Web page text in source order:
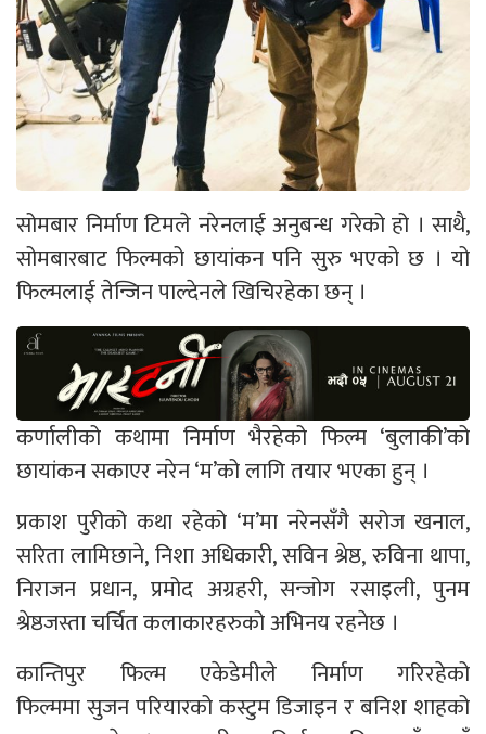
सोमबार निर्माण टिमले नरेनलाई अनुबन्ध गरेको हो । साथै,
सोमबारबाट फिल्मको छायांकन पनि सुरु भएको छ । यो
फिल्मलाई तेन्जिन पाल्देनले खिचिरहेका छन् ।
कर्णालीको कथामा निर्माण भैरहेको फिल्म ‘बुलाकी’को
छायांकन सकाएर नरेन ‘म’को लागि तयार भएका हुन् ।
प्रकाश पुरीको कथा रहेको ‘म’मा नरेनसँगै सरोज खनाल,
सरिता लामिछाने, निशा अधिकारी, सविन श्रेष्ठ, रुविना थापा,
निराजन प्रधान, प्रमोद अग्रहरी, सन्जोग रसाइली, पुनम
श्रेष्ठजस्ता चर्चित कलाकारहरुको अभिनय रहनेछ ।
कान्तिपुर फिल्म एकेडेमीले निर्माण गरिरहेको
फिल्ममा सुजन परियारको कस्टुम डिजाइन र बनिश शाहको